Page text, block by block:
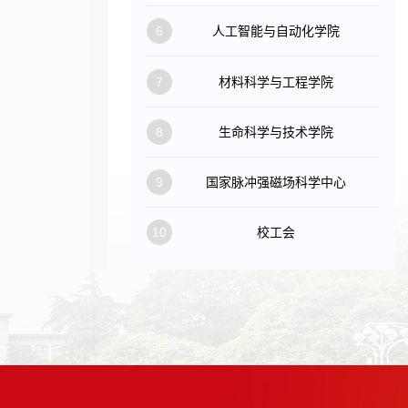
6 人工智能与自动化学院
7 材料科学与工程学院
8 生命科学与技术学院
9 国家脉冲强磁场科学中心
10 校工会